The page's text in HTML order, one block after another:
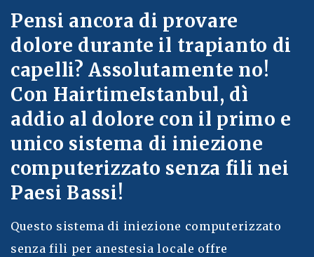
Pensi ancora di provare
dolore durante il trapianto di
capelli? Assolutamente no!
Con HairtimeIstanbul, dì
addio al dolore con il primo e
unico sistema di iniezione
computerizzato senza fili nei
Paesi Bassi!
Questo sistema di iniezione computerizzato
senza fili per anestesia locale offre